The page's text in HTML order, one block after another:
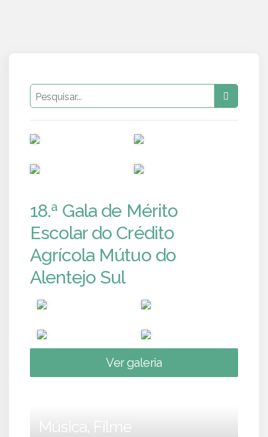
18.ª Gala de Mérito
Escolar do Crédito
Agrícola Mútuo do
Alentejo Sul
Ver galeria
Música, Filme